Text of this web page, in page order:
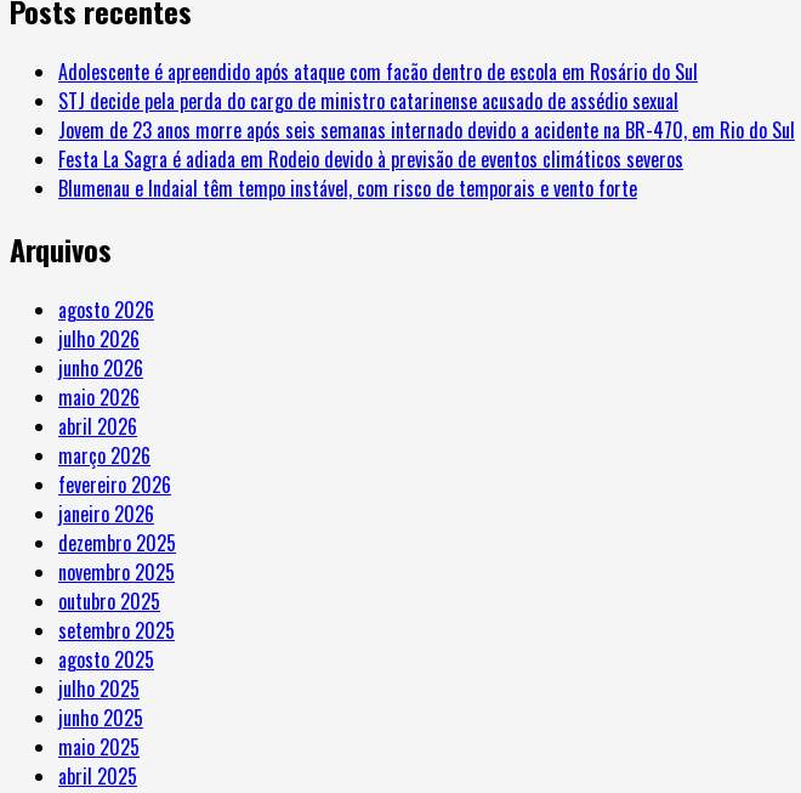
Posts recentes
Adolescente é apreendido após ataque com facão dentro de escola em Rosário do Sul
STJ decide pela perda do cargo de ministro catarinense acusado de assédio sexual
Jovem de 23 anos morre após seis semanas internado devido a acidente na BR-470, em Rio do Sul
Festa La Sagra é adiada em Rodeio devido à previsão de eventos climáticos severos
Blumenau e Indaial têm tempo instável, com risco de temporais e vento forte
Arquivos
agosto 2026
julho 2026
junho 2026
maio 2026
abril 2026
março 2026
fevereiro 2026
janeiro 2026
dezembro 2025
novembro 2025
outubro 2025
setembro 2025
agosto 2025
julho 2025
junho 2025
maio 2025
abril 2025